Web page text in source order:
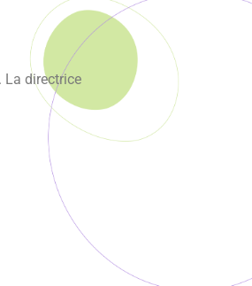
La directrice